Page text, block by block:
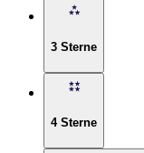
3 Sterne
4 Sterne